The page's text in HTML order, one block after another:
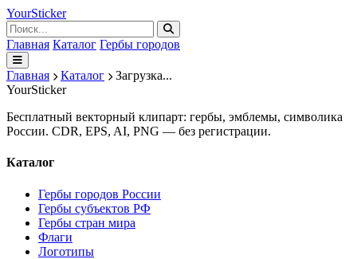
YourSticker
Главная Каталог Гербы городов
Главная Каталог
Загрузка...
YourSticker
Бесплатный векторный клипарт: гербы, эмблемы, символика
России. CDR, EPS, AI, PNG — без регистрации.
Каталог
Гербы городов России
Гербы субъектов РФ
Гербы стран мира
Флаги
Логотипы